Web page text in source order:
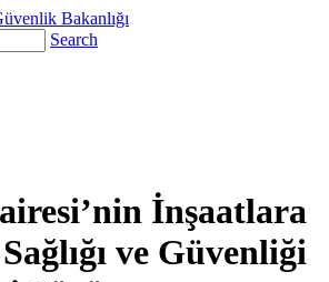
Search
İnşaatlara
ve Güvenliği